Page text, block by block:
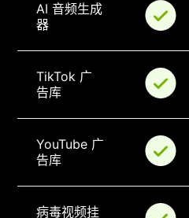
AI 音频生成
器
TikTok 广
告库
YouTube 广
告库
病毒视频挂